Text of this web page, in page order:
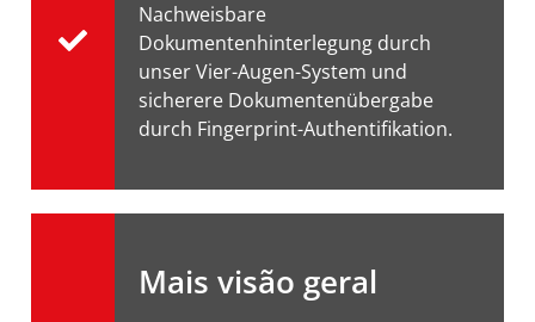
Nachweisbare
Dokumentenhinterlegung durch
unser Vier-Augen-System und
sicherere Dokumentenübergabe
durch Fingerprint-Authentifikation.
Mais visão geral